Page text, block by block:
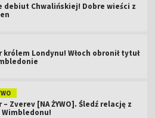
debiut Chwalińskiej! Dobre wieści z
królem Londynu! Włoch obronił tytuł
– Zverev [NA ŻYWO]. Śledź relację z
Wimbledonu!